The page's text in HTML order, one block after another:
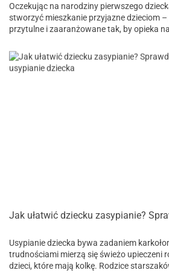
Oczekując na narodziny pierwszego
stworzyć mieszkanie przyjazne dzieciom
przytulne i zaaranżowane tak, by opieka
Usypianie dziecka bywa zadaniem
trudnościami mierzą się świeżo upieczeni
dzieci, które mają kolkę. Rodzice